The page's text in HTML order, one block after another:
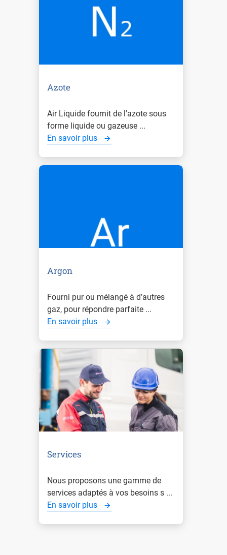
Azote
Air Liquide fournit de l'azote sous
forme liquide ou gazeuse ...
En savoir plus
Argon
Fourni pur ou mélangé à d’autres
gaz, pour répondre parfaite ...
En savoir plus
Services
Nous proposons une gamme de
services adaptés à vos besoins s ...
En savoir plus